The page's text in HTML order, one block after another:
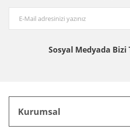
Sosyal Medyada Bizi
Kurumsal